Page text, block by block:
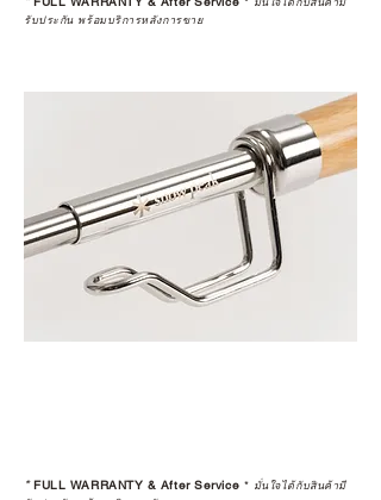
รับประกัน พร้อมบริการหลังการขาย
*FULL WARRANTY & After Service * มั่นใจได้กับสินค้ามี